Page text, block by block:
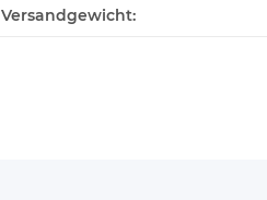
Produkteigenschaft
Wert
Versandgewicht: